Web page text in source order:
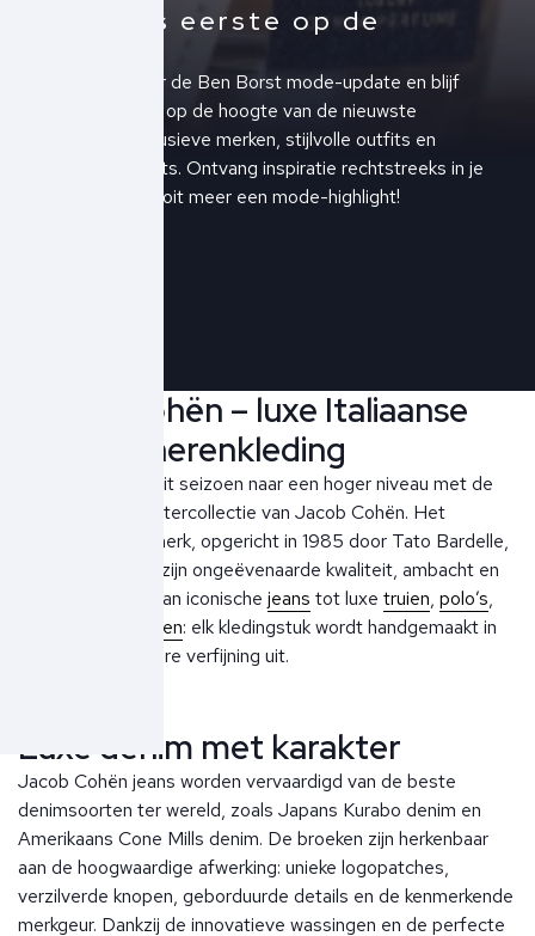
Altijd als eerste op de
Schrijf je in voor de Ben Borst mode-update en blijf
altijd als eerste op de hoogte van de nieuwste
collecties, exclusieve merken, stijlvolle outfits en
upcoming events. Ontvang inspiratie rechtstreeks in je
inbox en mis nooit meer een mode-highlight!
Jacob Cohën – luxe Italiaanse
jeans en herenkleding
Til je garderobe dit seizoen naar een hoger niveau met de
nieuwe herfst/wintercollectie van Jacob Cohën. Het
Italiaanse denimmerk, opgericht in 1985 door Tato Bardelle,
staat bekend om zijn ongeëvenaarde kwaliteit, ambacht en
oog voor detail. Van iconische jeans tot luxe truien, polo’s,
jassen: elk kledingstuk wordt handgemaakt in
Italië en straalt pure verfijning uit.
Luxe denim met karakter
Jacob Cohën jeans worden vervaardigd van de beste
denimsoorten ter wereld, zoals Japans Kurabo denim en
Amerikaans Cone Mills denim. De broeken zijn herkenbaar
aan de hoogwaardige afwerking: unieke logopatches,
verzilverde knopen, geborduurde details en de kenmerkende
merkgeur. Dankzij de innovatieve wassingen en de perfecte